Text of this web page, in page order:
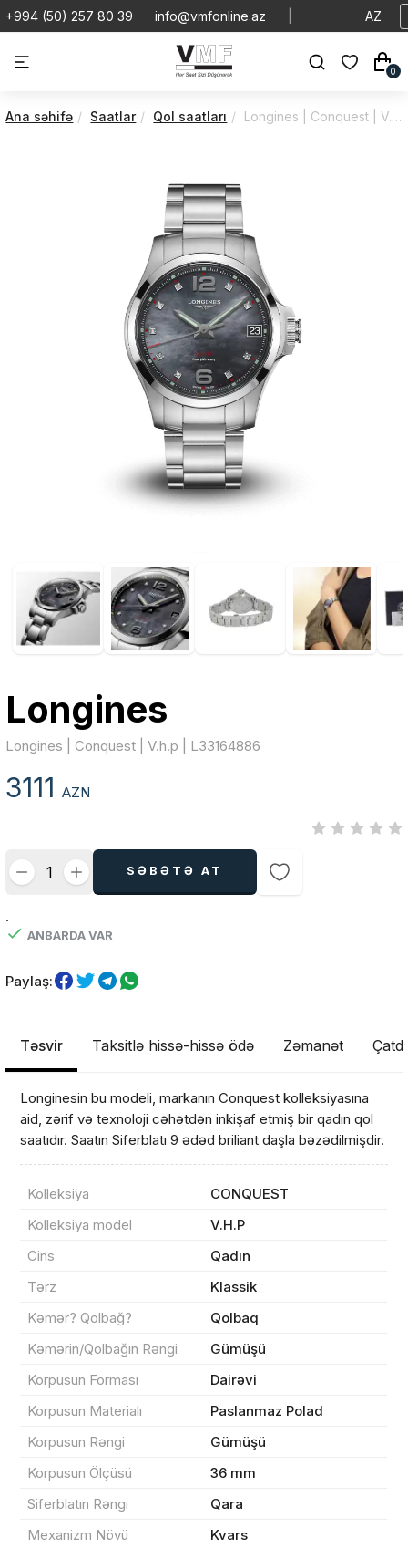
+994 (50) 257 80 39 info@vmfonline.az AZ
0
Ana səhifə Saatlar Qol saatları Longines | Conquest | V.h.p | L33164886
Longines
Longines | Conquest | V.h.p | L33164886
3111AZN
SƏBƏTƏ AT
.
ANBARDA VAR
Paylaş:
Təsvir Taksitlə hissə-hissə ödə Zəmanət
Longinesin bu modeli, markanın Conquest kolleksiyasına
aid, zərif və texnoloji cəhətdən inkişaf etmiş bir qadın qol
saatıdır. Saatın Siferblatı 9 ədəd briliant daşla bəzədilmişdir.
Kolleksiya
CONQUEST
Kolleksiya model
V.H.P
Cins
Qadın
Tərz
Klassik
Kəmər? Qolbağ?
Qolbaq
Kəmərin/Qolbağın Rəngi
Gümüşü
Korpusun Forması
Dairəvi
Korpusun Materialı
Paslanmaz Polad
Korpusun Rəngi
Gümüşü
Korpusun Ölçüsü
36 mm
Siferblatın Rəngi
Qara
Mexanizm Növü
Kvars
Məhsul(lar) səbətə əlavə edildi
Sifarişin detalları
Məhsul toplam
Endirim